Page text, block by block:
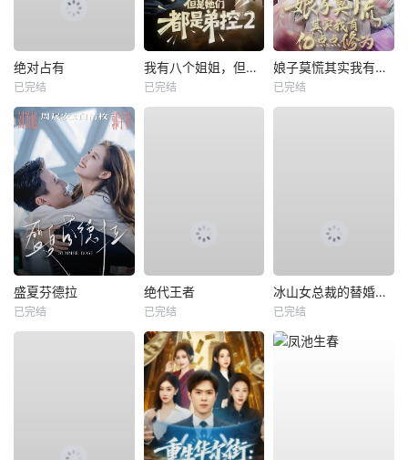
绝对占有
已完结
我有八个姐姐，但是他们都是弟控2
已完结
娘子莫慌其实我有亿点点修为
已完结
盛夏芬德拉
已完结
绝代王者
已完结
冰山女总裁的替婚兵王
已完结